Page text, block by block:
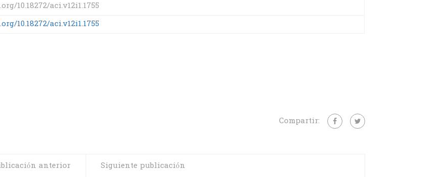
10.18272/aci.v12i1.1755
10.18272/aci.v12i1.1755
Compartir:
anterior Siguiente publicación